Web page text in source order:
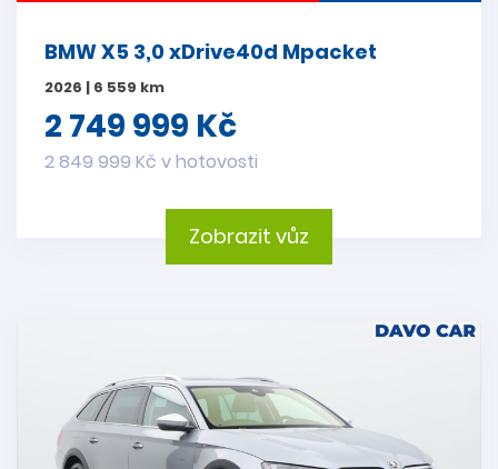
BMW X5 3,0 xDrive40d Mpacket
2026 | 6 559 km
2 749 999 Kč
2 849 999 Kč v hotovosti
Zobrazit vůz